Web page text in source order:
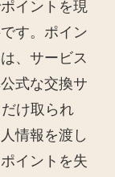
イントを現
す。ポイン
、サービス
式な交換サ
け取られ
情報を渡し
イントを失